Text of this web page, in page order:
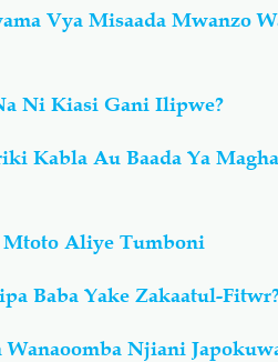
Vya Misaada Mwanzo
Ni Kiasi Gani Ilipwe?
Kabla Au Baada Ya
Aliye Tumboni
Baba Yake Zakaatul-
Njiani